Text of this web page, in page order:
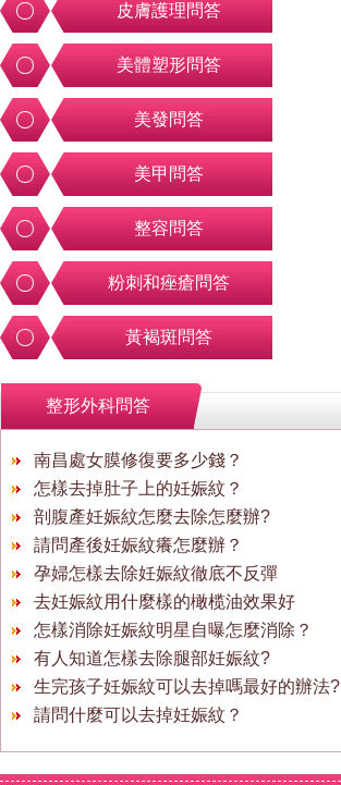
皮膚護理問答
美體塑形問答
美發問答
美甲問答
整容問答
粉刺和痤瘡問答
黃褐斑問答
整形外科問答
南昌處女膜修復要多少錢？
怎樣去掉肚子上的妊娠紋？
剖腹產妊娠紋怎麼去除怎麼辦?
請問產後妊娠紋癢怎麼辦？
孕婦怎樣去除妊娠紋徹底不反彈
去妊娠紋用什麼樣的橄榄油效果好
怎樣消除妊娠紋明星自曝怎麼消除？
有人知道怎樣去除腿部妊娠紋?
生完孩子妊娠紋可以去掉嗎最好的辦法?
請問什麼可以去掉妊娠紋？